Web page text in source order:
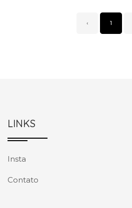
‹ 1
LINKS
Insta
Contato